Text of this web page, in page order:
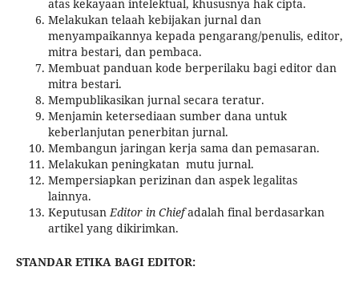
atas kekayaan intelektual, khususnya hak cipta.
Melakukan telaah kebijakan jurnal dan
menyampaikannya kepada pengarang/penulis, editor,
mitra bestari, dan pembaca.
Membuat panduan kode berperilaku bagi editor dan
mitra bestari.
Mempublikasikan jurnal secara teratur.
Menjamin ketersediaan sumber dana untuk
keberlanjutan penerbitan jurnal.
Membangun jaringan kerja sama dan pemasaran.
Melakukan peningkatan mutu jurnal.
Mempersiapkan perizinan dan aspek legalitas
lainnya.
KeputusanEditor in Chief adalah final berdasarkan
artikel yang dikirimkan.
STANDAR ETIKA BAGI EDITOR: